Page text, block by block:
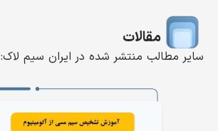
مقالات
سایر مطالب منتشر شده در ایران سیم لاک: